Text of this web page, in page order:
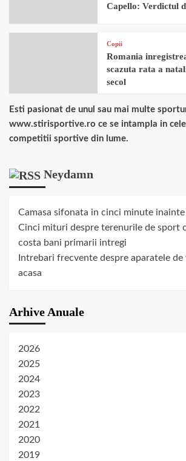
Capello: Verdictul
Copii
Romania
scazuta rata a
secol
Esti pasionat de unul sau mai multe
www.stirisportive.ro ce se intampla in
competitii sportive din lume.
Neydamn
Camasa sifonata in cinci minute
Cinci mituri despre terenurile de sport
costa bani primarii intregi
Intrebari frecvente despre aparatele
acasa
Arhive Anuale
2026
2025
2024
2023
2022
2021
2020
2019